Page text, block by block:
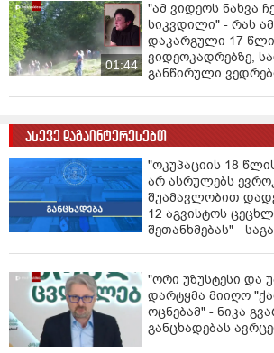
01:44
"ამ ვიდეოს ნახვა
სიკვდილი" - რას
დაკარგული 17
ვიდეოკადრებზე,
განწირული
ასევე დაგაინტერესებთ
"ოკუპაციის 18
არ ასრულებს
შუამავლობით
12 აგვისტოს
შეთანხმებას" -
"ორი უზუსტესი და
დარტყმა მიიღო
ოცნებამ" - ნიკა
განცხადებას